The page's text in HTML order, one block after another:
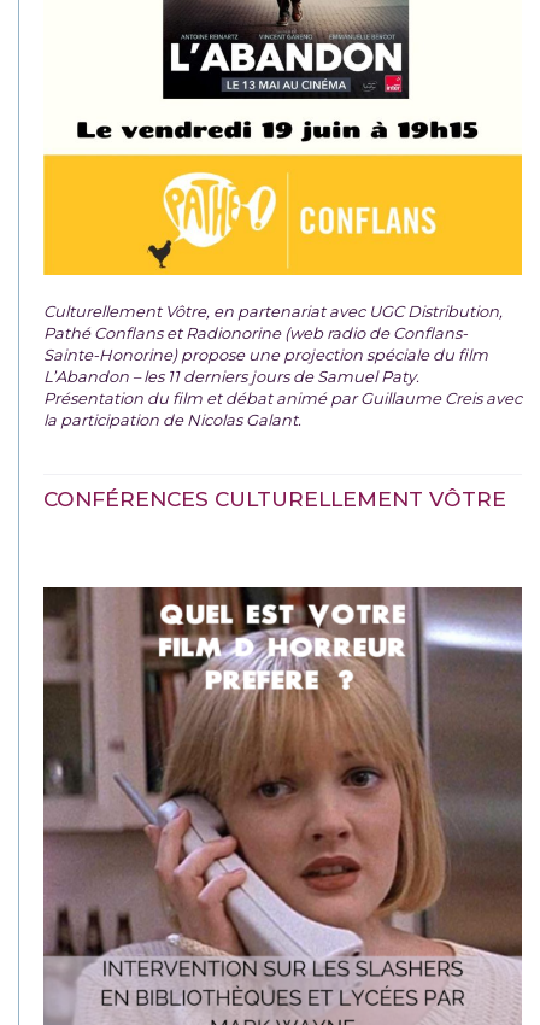
Culturellement Vôtre, en partenariat avec UGC Distribution,
Pathé Conflans et Radionorine (web radio de Conflans-
Sainte-Honorine) propose une projection spéciale du film
L’Abandon – les 11 derniers jours de Samuel Paty.
Présentation du film et débat animé par Guillaume Creis avec
la participation de Nicolas Galant.
CONFÉRENCES CULTURELLEMENT VÔTRE